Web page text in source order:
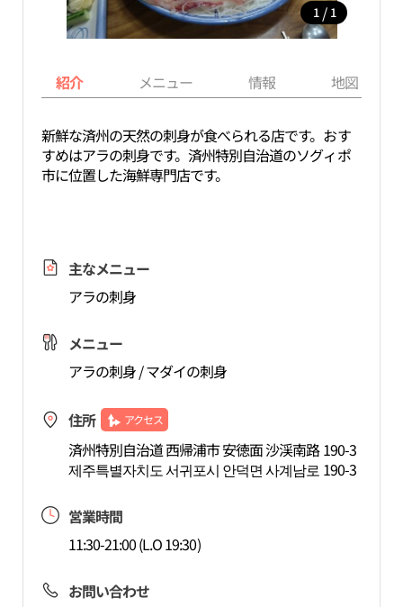
1 / 1
紹介 メニュー 情報 地図
新鮮な済州の天然の刺身が食べられる店です。おす
すめはアラの刺身です。済州特別自治道のソグィポ
市に位置した海鮮専門店です。
主なメニュー
アラの刺身
メニュー
アラの刺身 / マダイの刺身
住所 アクセス
済州特別自治道 西帰浦市 安徳面 沙渓南路 190-3
제주특별자치도 서귀포시 안덕면 사계남로 190-3
営業時間
11:30-21:00 (L.O 19:30)
お問い合わせ